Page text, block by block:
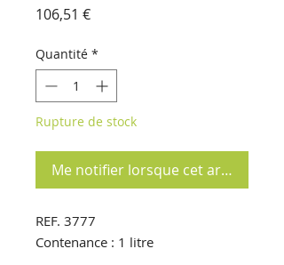
106,51 €Prix
Quantité *
Rupture de stock
Me notifier lorsque cet article est
REF. 3777
Contenance : 1 litre